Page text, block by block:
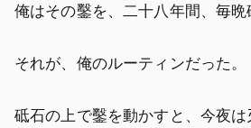
俺はその鑿を、二十八年間、毎晩
それが、俺のルーティンだった。
砥石の上で鑿を動かすと、今夜